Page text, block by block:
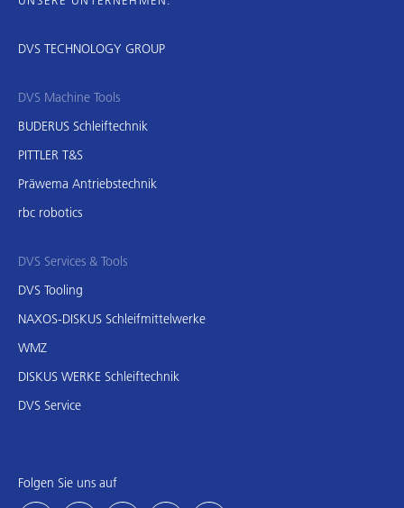
DVS TECHNOLOGY GROUP
DVS Machine Tools
BUDERUS Schleiftechnik
PITTLER T&S
Präwema Antriebstechnik
rbc robotics
DVS Services & Tools
DVS Tooling
NAXOS-DISKUS Schleifmittelwerke
WMZ
DISKUS WERKE Schleiftechnik
DVS Service
Folgen Sie uns auf